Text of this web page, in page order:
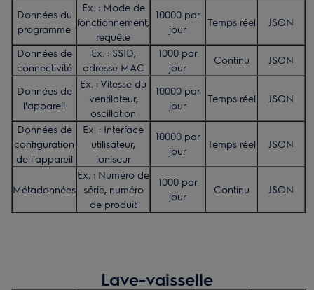
Données du
programme
Ex. : Mode de
fonctionnement,
requête
10000 par
jour
Temps réel JSON
Données de
connectivité
Ex. : SSID,
adresse MAC
1000 par
jour
Continu JSON
Données de
l'appareil
Ex. : Vitesse du
ventilateur,
oscillation
10000 par
jour
Temps réel JSON
Données de
configuration
de l'appareil
Ex. : Interface
utilisateur,
ioniseur
10000 par
jour
Temps réel JSON
Métadonnées
Ex. : Numéro de
série, numéro
de produit
1000 par
jour
Continu JSON
Lave-vaisselle